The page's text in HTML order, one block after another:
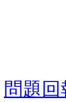
問題回